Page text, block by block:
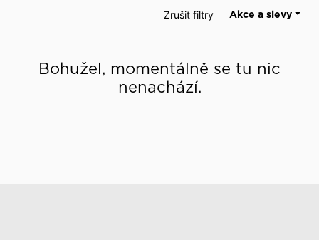
Akce a slevy
Zrušit filtry
Bohužel, momentálně se tu nic
nenachází.